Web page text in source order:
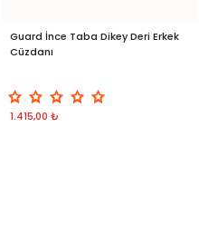
Guard İnce Taba Dikey Deri Erkek
Cüzdanı
1.415,00 ₺